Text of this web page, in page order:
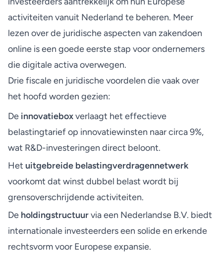
activiteiten vanuit Nederland te beheren. Meer
lezen over de juridische aspecten van zakendoen
online is een goede eerste stap voor ondernemers
die digitale activa overwegen.
Drie fiscale en juridische voordelen die vaak over
het hoofd worden gezien:
De innovatieboxverlaagt het effectieve
belastingtarief op innovatiewinsten naar circa 9%,
wat R&D-investeringen direct beloont.
Het uitgebreide belastingverdragennetwerk
voorkomt dat winst dubbel belast wordt bij
grensoverschrijdende activiteiten.
De holdingstructuurvia een Nederlandse B.V. biedt
internationale investeerders een solide en erkende
rechtsvorm voor Europese expansie.